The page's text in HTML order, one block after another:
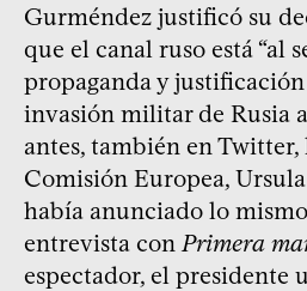
Gurméndez justificó su
que el canal ruso está “al
propaganda y
invasión militar de Rusia
antes, también en
Comisión Europea,
había anunciado lo
entrevista con Primera
espectador, el presidente